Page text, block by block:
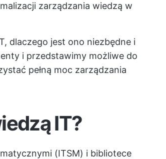
zarządzania wiedzą w
dlaczego jest ono niezbędne i
i przedstawimy możliwe do
pełną moc zarządzania
IT?
(ITSM) i bibliotece